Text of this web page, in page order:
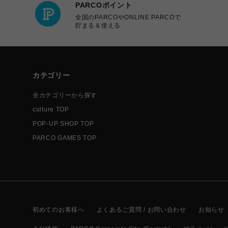
PARCOポイント
全国のPARCOやONLINE PARCOで
貯まる＆使える
カテゴリー
全カテゴリーから探す
culture TOP
POP-UP SHOP TOP
PARCO GAMES TOP
初めてのお客様へ よくあるご質問 / お問い合わせ お知らせ